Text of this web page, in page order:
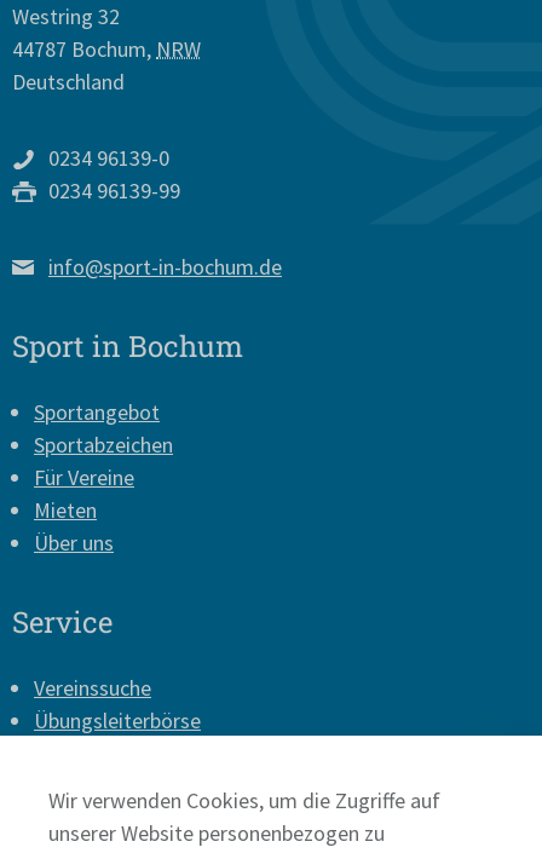
Westring 32
44787 Bochum, NRW
Deutschland
0234 96139-0
0234 96139-99
info@sport-in-bochum.de
Sport in Bochum
Sportangebot
Sportabzeichen
Für Vereine
Mieten
Über uns
Service
Vereinssuche
Übungsleiterbörse
Presse
Wir verwenden Cookies, um die Zugriffe auf
unserer Website personenbezogen zu